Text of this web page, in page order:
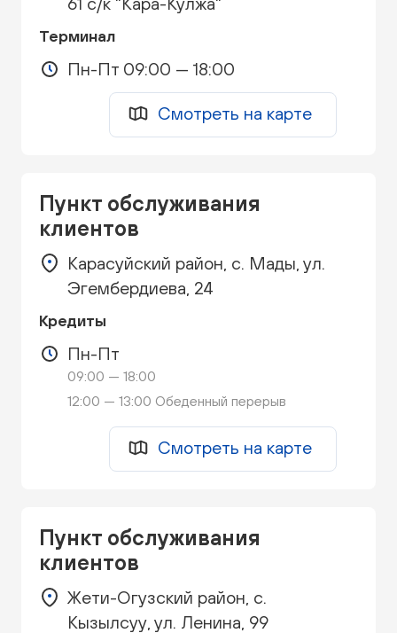
Терминал
Пн-Пт 09:00 — 18:00
Смотреть на карте
Пункт обслуживания
клиентов
Карасуйский район, с. Мады, ул.
Эгембердиева, 24
Кредиты
Пн-Пт
09:00 — 18:00
12:00 — 13:00 Обеденный перерыв
Смотреть на карте
Пункт обслуживания
клиентов
Жети-Огузский район, с.
Кызылсуу, ул. Ленина, 99